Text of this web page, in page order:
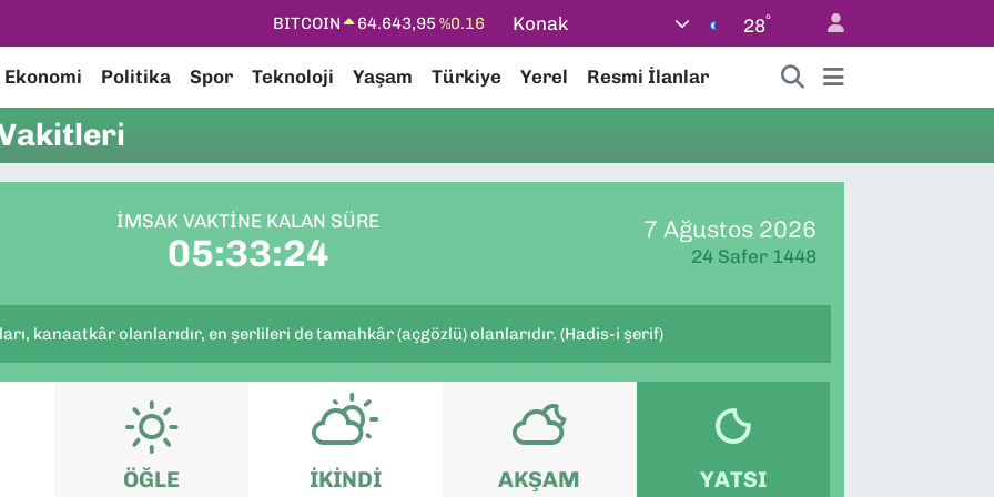
BITCOIN 64.643,95%0.16
EURO
55,0406%-0.08
GRAM ALTIN
6500.87%0.12
BİST100
Konak 28°
Ekonomi Politika Spor Teknoloji Yaşam Türkiye Yerel Resmi İlanlar
İMSAK VAKTINE KALAN SÜRE
05:33:23
7 Ağustos 2026
24 Safer 1448
kanaatkâr olanlarıdır, en şerlileri de tamahkâr (açgözlü) olanlarıdır. (Hadis-i şerif)
ÖĞLE İKINDI AKŞAM YATSI